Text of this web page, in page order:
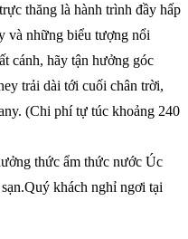
thăng là hành trình đầy hấp
và những biểu tượng nổi
cánh, hãy tận hưởng góc
trải dài tới cuối chân trời,
(Chi phí tự túc khoảng 240
thức ẩm thức nước Úc
khách nghỉ ngơi tại